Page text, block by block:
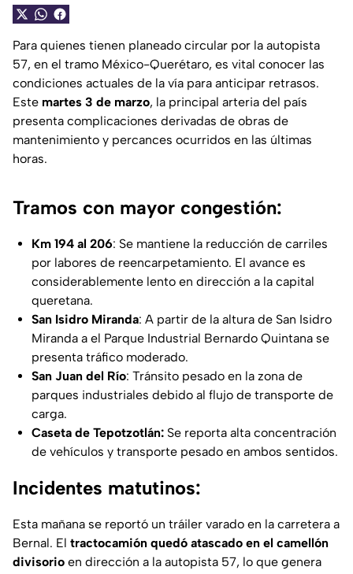
Para quienes tienen planeado circular por la autopista
57, en el tramo México-Querétaro, es vital conocer las
condiciones actuales de la vía para anticipar retrasos.
Este martes 3 de marzo, la principal arteria del país
presenta complicaciones derivadas de obras de
mantenimiento y percances ocurridos en las últimas
horas.
Tramos con mayor congestión:
Km 194 al 206: Se mantiene la reducción de carriles
por labores de reencarpetamiento. El avance es
considerablemente lento en dirección a la capital
queretana.
San Isidro Miranda: A partir de la altura de San Isidro
Miranda a el Parque Industrial Bernardo Quintana se
presenta tráfico moderado.
San Juan del Río: Tránsito pesado en la zona de
parques industriales debido al flujo de transporte de
carga.
Caseta de Tepotzotlán: Se reporta alta concentración
de vehículos y transporte pesado en ambos sentidos.
Incidentes matutinos:
Esta mañana se reportó un tráiler varado en la carretera a
Bernal. El tractocamión quedó atascado en el camellón
divisorio en dirección a la autopista 57, lo que genera